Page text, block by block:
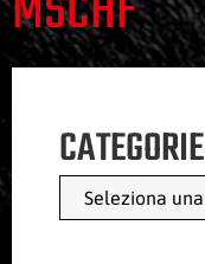
CATEGORIE